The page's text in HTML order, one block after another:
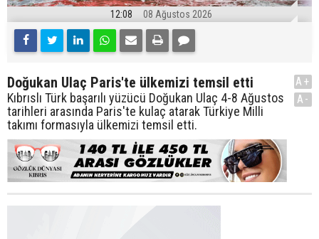
12:08 08 Ağustos 2026
Doğukan Ulaç Paris'te ülkemizi temsil etti
Kıbrıslı Türk başarılı yüzücü Doğukan Ulaç 4-8 Ağustos
tarihleri arasında Paris'te kulaç atarak Türkiye Milli
takımı formasıyla ülkemizi temsil etti.
A+
A-